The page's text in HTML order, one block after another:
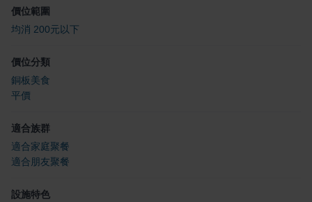
價位範圍
均消 200元以下
價位分類
銅板美食
平價
適合族群
適合家庭聚餐
適合朋友聚餐
設施特色